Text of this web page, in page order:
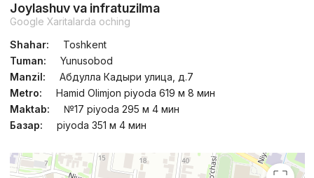
Joylashuv va infratuzilma
Google Xaritalarda oching
Shahar:
Toshkent
Tuman:
Yunusobod
Manzil:
Абдулла Кадыри улица, д.7
Metro:
Hamid Olimjon piyoda 619 м 8 мин
Maktab:
№17 piyoda 295 м 4 мин
Базар:
piyoda 351 м 4 мин